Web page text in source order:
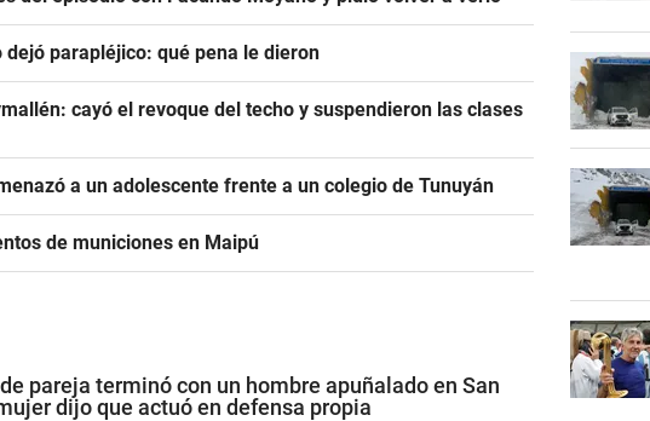
parapléjico: qué pena le dieron
cayó el revoque del techo y suspendieron las clases
a un adolescente frente a un colegio de Tunuyán
de municiones en Maipú
pareja terminó con un hombre apuñalado en San
dijo que actuó en defensa propia